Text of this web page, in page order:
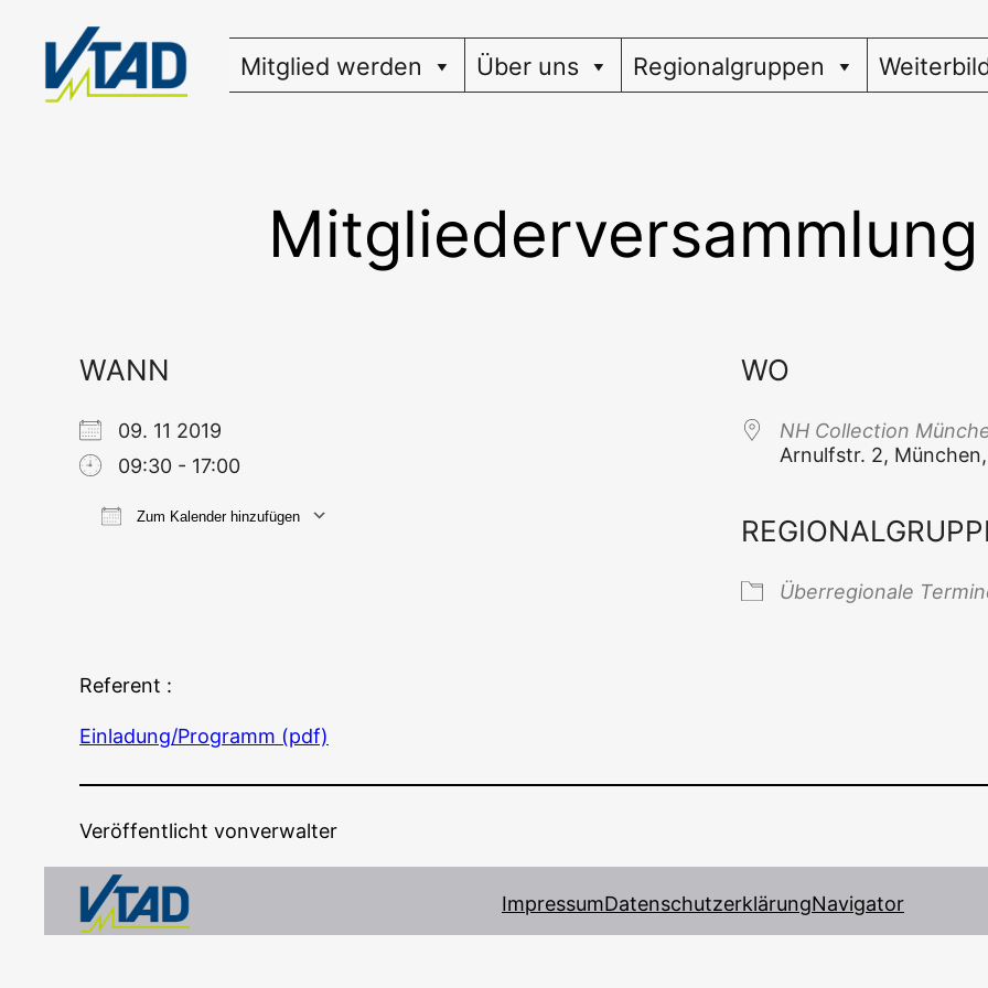
springen
Mitglied werden Über uns Regionalgruppen
WANN
09. 11 2019
09:30 - 17:00
Zum Kalender hinzufügen
WO
NH Coll­ec­tion
Arnulfstr. 2,
Über­re­gio­na­le
Referent :
Einladung/Programm (pdf)
Veröffentlicht vonverwalter
ImpressumDatenschutzerklärungNavigator